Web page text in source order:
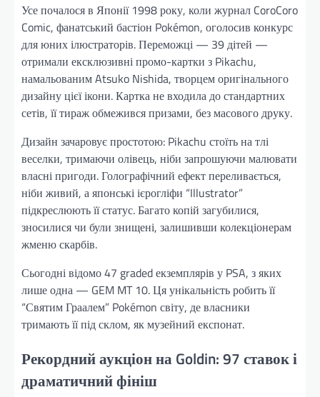
Усе почалося в Японії 1998 року, коли журнал CoroCoro
Comic, фанатський бастіон Pokémon, оголосив конкурс
для юних ілюстраторів. Переможці — 39 дітей —
отримали ексклюзивні промо-картки з Pikachu,
намальованим Atsuko Nishida, творцем оригінального
дизайну цієї ікони. Картка не входила до стандартних
сетів, її тираж обмежився призами, без масового друку.
Дизайн зачаровує простотою: Pikachu стоїть на тлі
веселки, тримаючи олівець, ніби запрошуючи малювати
власні пригоди. Голографічний ефект переливається,
ніби живий, а японські ієрогліфи “Illustrator”
підкреслюють її статус. Багато копій загубилися,
зносилися чи були знищені, залишивши колекціонерам
жменю скарбів.
Сьогодні відомо 47 graded екземплярів у PSA, з яких
лише одна — GEM MT 10. Ця унікальність робить її
“Святим Граалем” Pokémon світу, де власники
тримають її під склом, як музейний експонат.
Рекордний аукціон на Goldin: 97 ставок і
драматичний фініш